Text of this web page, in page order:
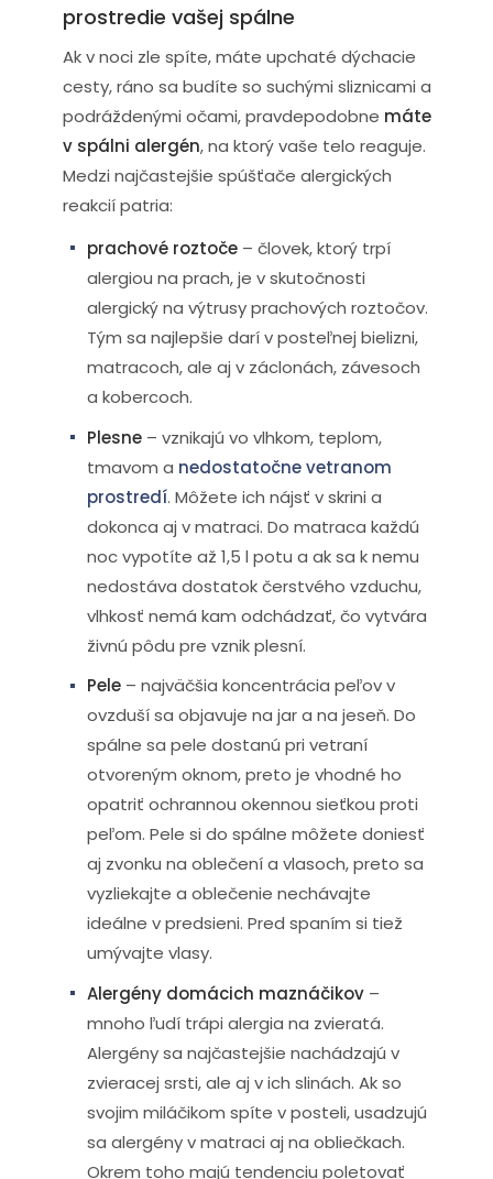
prostredie vašej spálne
Ak v noci zle spíte, máte upchaté dýchacie
cesty, ráno sa budíte so suchými sliznicami a
podráždenými očami, pravdepodobne máte
v spálni alergén, na ktorý vaše telo reaguje.
Medzi najčastejšie spúšťače alergických
reakcií patria:
prachové roztoče – človek, ktorý trpí
alergiou na prach, je v skutočnosti
alergický na výtrusy prachových roztočov.
Tým sa najlepšie darí v posteľnej bielizni,
matracoch, ale aj v záclonách, závesoch
a kobercoch.
Plesne – vznikajú vo vlhkom, teplom,
tmavom a nedostatočne vetranom
prostredí. Môžete ich nájsť v skrini a
dokonca aj v matraci. Do matraca každú
noc vypotíte až 1,5 l potu a ak sa k nemu
nedostáva dostatok čerstvého vzduchu,
vlhkosť nemá kam odchádzať, čo vytvára
živnú pôdu pre vznik plesní.
Pele – najväčšia koncentrácia peľov v
ovzduší sa objavuje na jar a na jeseň. Do
spálne sa pele dostanú pri vetraní
otvoreným oknom, preto je vhodné ho
opatriť ochrannou okennou sieťkou proti
peľom. Pele si do spálne môžete doniesť
aj zvonku na oblečení a vlasoch, preto sa
vyzliekajte a oblečenie nechávajte
ideálne v predsieni. Pred spaním si tiež
umývajte vlasy.
Alergény domácich maznáčikov –
mnoho ľudí trápi alergia na zvieratá.
Alergény sa najčastejšie nachádzajú v
zvieracej srsti, ale aj v ich slinách. Ak so
svojim miláčikom spíte v posteli, usadzujú
sa alergény v matraci aj na obliečkach.
Okrem toho majú tendenciu poletovať